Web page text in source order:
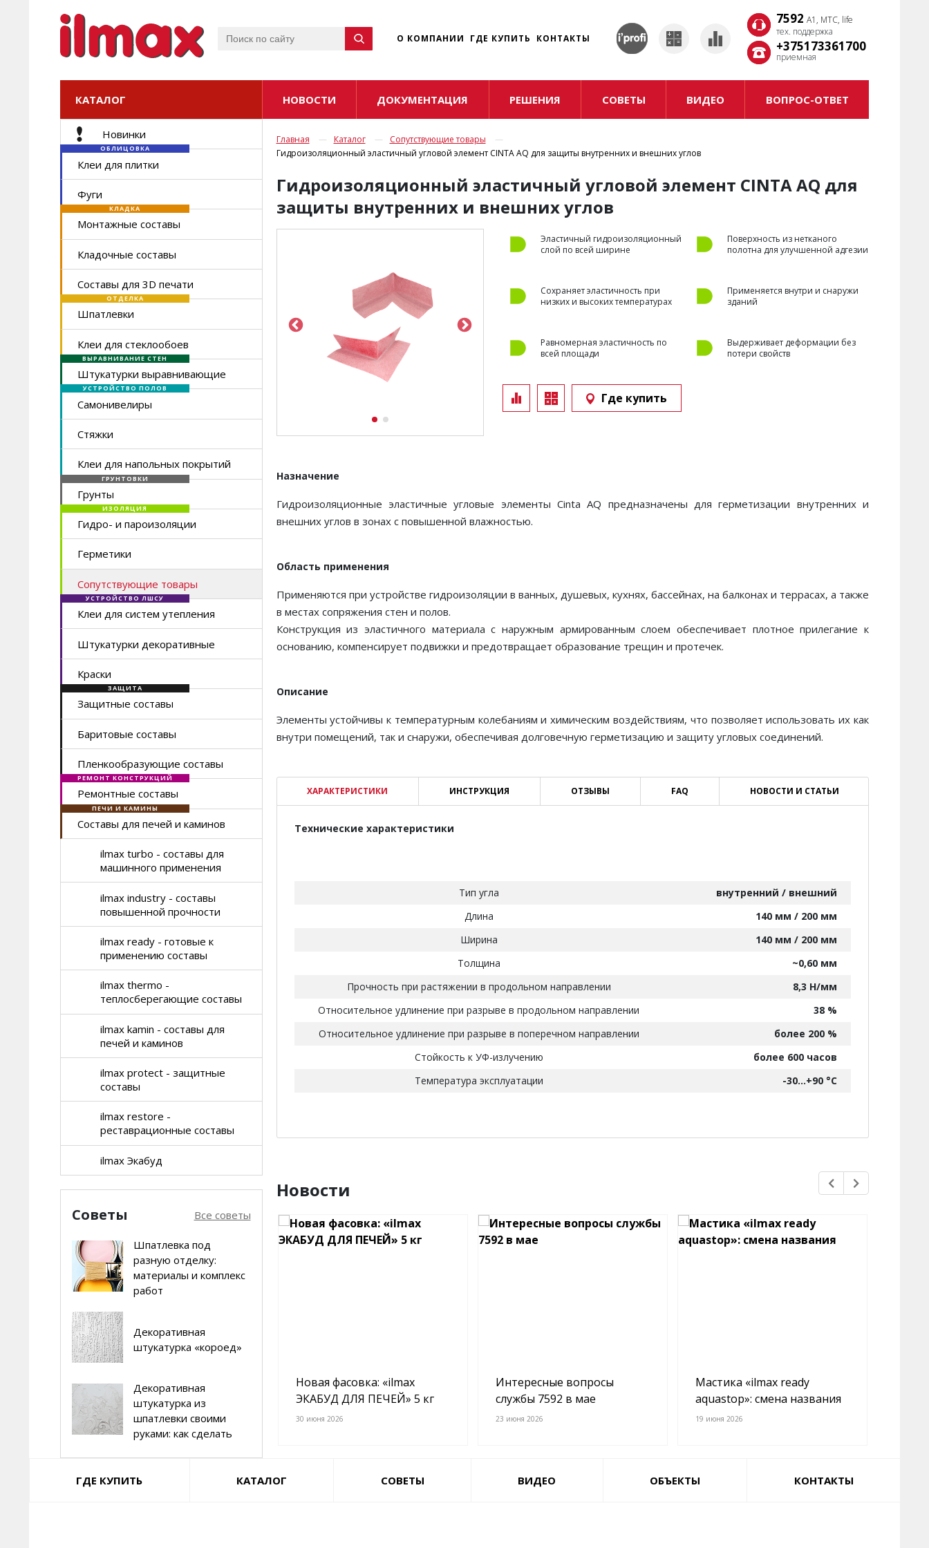
О КОМПАНИИ ГДЕ КУПИТЬ КОНТАКТЫ
7592 A1, MTC, life
тех. поддержка
+375173361700
приемная
КАТАЛОГ ☰
7592 A1, MTC, life
тех. поддержка
+375173361700
приемная
КАТАЛОГ НОВОСТИ ДОКУМЕНТАЦИЯ РЕШЕНИЯ СОВЕТЫ ВИДЕО ВОПРОС-ОТВЕТ
Новинки
ОБЛИЦОВКА
Клеи для плитки
Фуги
КЛАДКА
Монтажные составы
Кладочные составы
Составы для 3D печати
ОТДЕЛКА
Шпатлевки
Клеи для стеклообоев
ВЫРАВНИВАНИЕ СТЕН
Штукатурки выравнивающие
УСТРОЙСТВО ПОЛОВ
Самонивелиры
Стяжки
Клеи для напольных покрытий
ГРУНТОВКИ
Грунты
ИЗОЛЯЦИЯ
Гидро- и пароизоляции
Герметики
Сопутствующие товары
УСТРОЙСТВО ЛШСУ
Клеи для систем утепления
Штукатурки декоративные
Краски
ЗАЩИТА
Защитные составы
Баритовые составы
Пленкообразующие составы
РЕМОНТ КОНСТРУКЦИЙ
Ремонтные составы
ПЕЧИ И КАМИНЫ
Составы для печей и каминов
ilmax turbo - составы для
машинного применения
ilmax industry - составы
повышенной прочности
ilmax ready - готовые к
применению составы
ilmax thermo -
теплосберегающие составы
ilmax kamin - составы для
печей и каминов
ilmax protect - защитные
составы
ilmax restore -
реставрационные составы
ilmax Экабуд
Советы Все советы
Шпатлевка под
разную отделку:
материалы и комплекс
работ
Декоративная
штукатурка «короед»
Декоративная
штукатурка из
шпатлевки своими
руками: как сделать
Главная Каталог
Сопутствующие товары
Гидроизоляционный эластичный угловой элемент CINTA AQ для защиты внутренних и внешних углов
Гидроизоляционный эластичный угловой элемент CINTA AQ для
защиты внутренних и внешних углов
Эластичный гидроизоляционный
слой по всей ширине
Поверхность из нетканого
полотна для улучшенной адгезии
Сохраняет эластичность при
низких и высоких температурах
Применяется внутри и снаружи
зданий
Равномерная эластичность по
всей площади
Выдерживает деформации без
потери свойств
Где купить
Назначение
Гидроизоляционные эластичные угловые элементы Cinta AQ предназначены для герметизации внутренних и
внешних углов в зонах с повышенной влажностью.
Область применения
Применяются при устройстве гидроизоляции в ванных, душевых, кухнях, бассейнах, на балконах и террасах, а также
в местах сопряжения стен и полов.
Конструкция из эластичного материала с наружным армированным слоем обеспечивает плотное прилегание к
основанию, компенсирует подвижки и предотвращает образование трещин и протечек.
Описание
Элементы устойчивы к температурным колебаниям и химическим воздействиям, что позволяет использовать их как
внутри помещений, так и снаружи, обеспечивая долговечную герметизацию и защиту угловых соединений.
ХАРАКТЕРИСТИКИ ИНСТРУКЦИЯ ОТЗЫВЫ FAQ НОВОСТИ И СТАТЬИ
Технические характеристики
Тип угла
внутренний / внешний
Длина
140 мм / 200 мм
Ширина
140 мм / 200 мм
Толщина
~0,60 мм
Прочность при растяжении в продольном направлении
8,3 Н/мм
Относительное удлинение при разрыве в продольном направлении
38 %
Относительное удлинение при разрыве в поперечном направлении
более 200 %
Стойкость к УФ-излучению
более 600 часов
Температура эксплуатации
-30...+90 °С
Новости
Новый формат клеев для
плитки!
22 мая 2026
Новая фасовка: «ilmax
ЭКАБУД ДЛЯ ПЕЧЕЙ» 5 кг
30 июня 2026
Интересные вопросы
службы 7592 в мае
23 июня 2026
Мастика «ilmax ready
aquastop»: смена названия
19 июня 2026
ГДЕ КУПИТЬ КАТАЛОГ СОВЕТЫ ВИДЕО ОБЪЕКТЫ КОНТАКТЫ